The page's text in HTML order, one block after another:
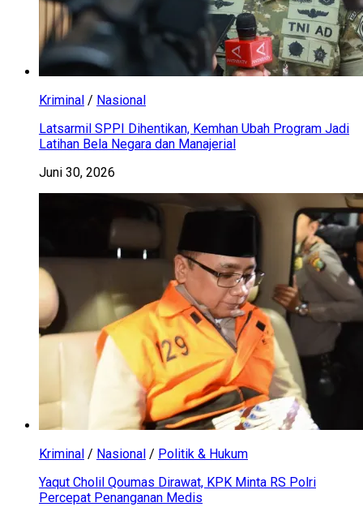
Kriminal / Nasional
Latsarmil SPPI Dihentikan, Kemhan Ubah Program Jadi
Latihan Bela Negara dan Manajerial
Juni 30, 2026
Kriminal / Nasional / Politik & Hukum
Yaqut Cholil Qoumas Dirawat, KPK Minta RS Polri
Percepat Penanganan Medis